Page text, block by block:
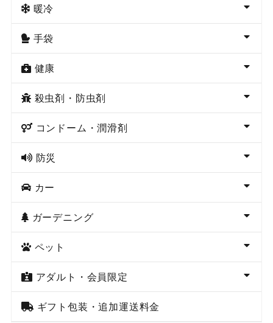
暖冷
手袋
健康
殺虫剤・防虫剤
コンドーム・潤滑剤
防災
カー
ガーデニング
ペット
アダルト・会員限定
ギフト包装・追加運送料金